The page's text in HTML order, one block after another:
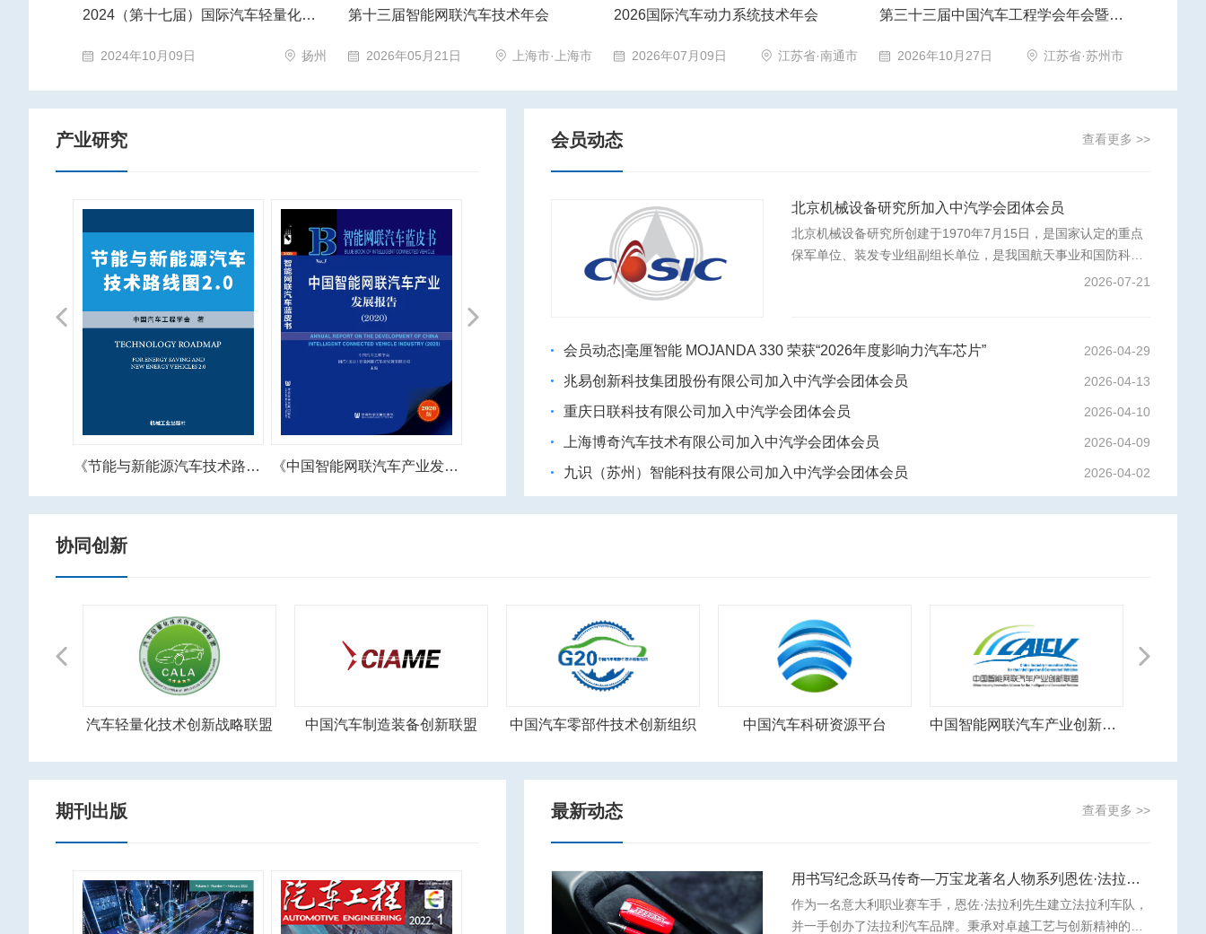
第十三届智能网联汽车技术年会
2026年05月21日 上海市·上海市
2026国际汽车动力系统技术年会
2026年07月09日 江苏省·南通市 2026年10月27日 江苏省·苏州市
2026世界新能源汽车大会
2026年09月22日 海南省·海口市
产业研究
Previous
《中国智能网联汽车产业发展报告》 《智能网联汽车产业人才需求预测报告》 《节能与新能源汽车技术路线图》 《中国智能网联汽车产业发展报告》
Next
会员动态 查看更多 >>
北京机械设备研究所加入中汽学会团体会员
北京机械设备研究所创建于1970年7月15日，是国家认定的重点
保军单位、装发专业组副组长单位，是我国航天事业和国防科技
工业的中坚力量，航天强国建设和国防武器装备建设的主力军。
2026-07-21
会员动态|毫厘智能 MOJANDA 330 荣获“2026年度影响力汽车芯片” 2026-04-29
兆易创新科技集团股份有限公司加入中汽学会团体会员 2026-04-13
重庆日联科技有限公司加入中汽学会团体会员 2026-04-10
上海博奇汽车技术有限公司加入中汽学会团体会员 2026-04-09
九识（苏州）智能科技有限公司加入中汽学会团体会员 2026-04-02
协同创新
Previous
中国汽车制造装备创新联盟 中国汽车零部件技术创新组织 中国汽车科研资源平台 国际氢能燃料电池协会
Next
期刊出版 最新动态 查看更多 >>
用书写纪念跃马传奇—万宝龙著名人物系列恩佐·法拉利特别款书写工具
作为一名意大利职业赛车手，恩佐·法拉利先生建立法拉利车队，
并一手创办了法拉利汽车品牌。秉承对卓越工艺与创新精神的共